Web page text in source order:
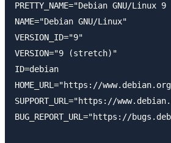
PRETTY_NAME="Debian GNU/
NAME="Debian GNU/Linux"
VERSION_ID="9"
VERSION="9 (stretch)"
ID=debian
HOME_URL="https://
SUPPORT_URL="https://
BUG_REPORT_URL="https://